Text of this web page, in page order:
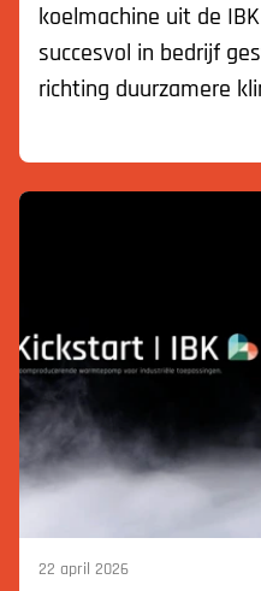
koelmachine uit de
succesvol in bedrijf
richting duurzamere
22 april 2026